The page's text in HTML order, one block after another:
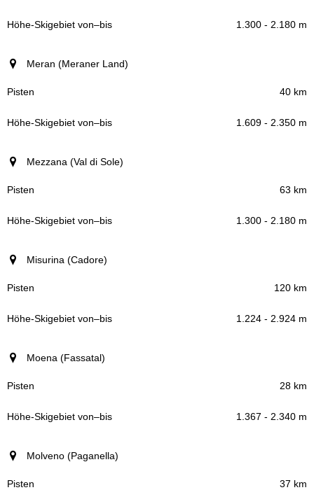
1.300 - 2.180 m
Meran (Meraner Land)
40 km
1.609 - 2.350 m
Mezzana (Val di Sole)
63 km
1.300 - 2.180 m
Misurina (Cadore)
120 km
1.224 - 2.924 m
Moena (Fassatal)
28 km
1.367 - 2.340 m
Molveno (Paganella)
37 km